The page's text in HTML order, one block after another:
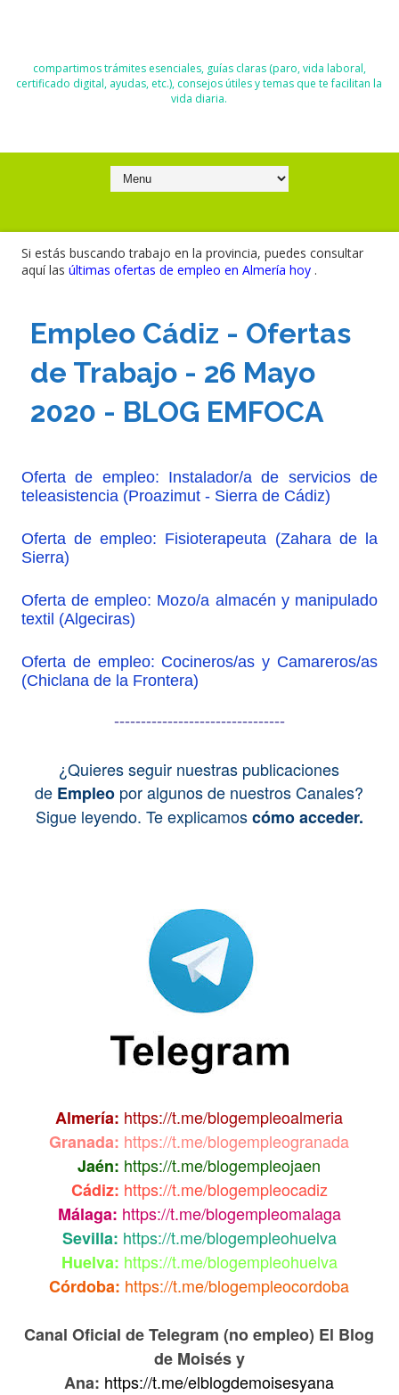
compartimos trámites esenciales, guías claras (paro, vida laboral,
certificado digital, ayudas, etc.), consejos útiles y temas que te facilitan la
vida diaria.
Si estás buscando trabajo en la provincia, puedes consultar
aquí las últimas ofertas de empleo en Almería hoy .
Empleo Cádiz - Ofertas
de Trabajo - 26 Mayo
2020 - BLOG EMFOCA
Oferta de empleo: Instalador/a de servicios de
teleasistencia (Proazimut - Sierra de Cádiz)
Oferta de empleo: Fisioterapeuta (Zahara de la
Sierra)
Oferta de empleo: Mozo/a almacén y manipulado
textil (Algeciras)
Oferta de empleo: Cocineros/as y Camareros/as
(Chiclana de la Frontera)
--------------------------------
¿Quieres seguir nuestras publicaciones
de Empleo por algunos de nuestros Canales?
Sigue leyendo. Te explicamoscómo acceder.
Almería: https://t.me/blogempleoalmeria
Granada: https://t.me/blogempleogranada
Jaén: https://t.me/blogempleojaen
Cádiz: https://t.me/blogempleocadiz
Málaga: https://t.me/blogempleomalaga
Sevilla: https://t.me/blogempleohuelva
Huelva: https://t.me/blogempleohuelva
Córdoba: https://t.me/blogempleocordoba
Canal Oficial de Telegram (no empleo) El Blog
de Moisés y
Ana: https://t.me/elblogdemoisesyana